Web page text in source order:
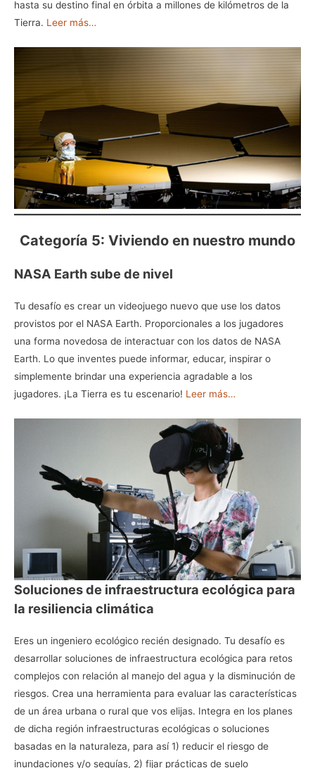
hasta su destino final en órbita a millones de kilómetros de la
Tierra. Leer más…
Categoría 5: Viviendo en nuestro mundo
NASA Earth sube de nivel
Tu desafío es crear un videojuego nuevo que use los datos
provistos por el NASA Earth. Proporcionales a los jugadores
una forma novedosa de interactuar con los datos de NASA
Earth. Lo que inventes puede informar, educar, inspirar o
simplemente brindar una experiencia agradable a los
jugadores. ¡La Tierra es tu escenario! Leer más…
Soluciones de infraestructura ecológica para
la resiliencia climática
Eres un ingeniero ecológico recién designado. Tu desafío es
desarrollar soluciones de infraestructura ecológica para retos
complejos con relación al manejo del agua y la disminución de
riesgos. Crea una herramienta para evaluar las características
de un área urbana o rural que vos elijas. Integra en los planes
de dicha región infraestructuras ecológicas o soluciones
basadas en la naturaleza, para así 1) reducir el riesgo de
inundaciones y/o sequías, 2) fijar prácticas de suelo